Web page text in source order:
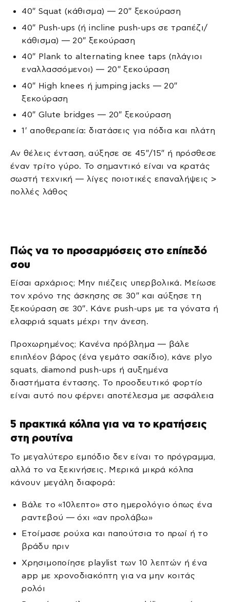
40″ Squat (κάθισμα) — 20″ ξεκούραση
40″ Push-ups (ή incline push-ups σε τραπέζι/
κάθισμα) — 20″ ξεκούραση
40″ Plank to alternating knee taps (πλάγιοι
εναλλασσόμενοι) — 20″ ξεκούραση
40″ High knees ή jumping jacks — 20″
ξεκούραση
40″ Glute bridges — 20″ ξεκούραση
1′ αποθεραπεία: διατάσεις για πόδια και πλάτη
Αν θέλεις ένταση, αύξησε σε 45″/15″ ή πρόσθεσε
έναν τρίτο γύρο. Το σημαντικό είναι να κρατάς
σωστή τεχνική — λίγες ποιοτικές επαναλήψεις >
πολλές λάθος
Πώς να το προσαρμόσεις στο επίπεδό
σου
Είσαι αρχάριος; Μην πιέζεις υπερβολικά. Μείωσε
τον χρόνο της άσκησης σε 30″ και αύξησε τη
ξεκούραση σε 30″. Κάνε push-ups με τα γόνατα ή
ελαφριά squats μέχρι την άνεση.
Προχωρημένος; Κανένα πρόβλημα — βάλε
επιπλέον βάρος (ένα γεμάτο σακίδιο), κάνε plyo
squats, diamond push-ups ή αυξημένα
διαστήματα έντασης. Το προοδευτικό φορτίο
είναι αυτό που φέρνει αποτέλεσμα με ασφάλεια
5 πρακτικά κόλπα για να το κρατήσεις
στη ρουτίνα
Το μεγαλύτερο εμπόδιο δεν είναι το πρόγραμμα,
αλλά το να ξεκινήσεις. Μερικά μικρά κόλπα
κάνουν μεγάλη διαφορά:
Βάλε το «10λεπτο» στο ημερολόγιο όπως ένα
ραντεβού — όχι «αν προλάβω»
Ετοίμασε ρούχα και παπούτσια το πρωί ή το
βράδυ πριν
Χρησιμοποίησε playlist των 10 λεπτών ή ένα
app με χρονοδιακόπτη για να μην κοιτάς
ρολόι